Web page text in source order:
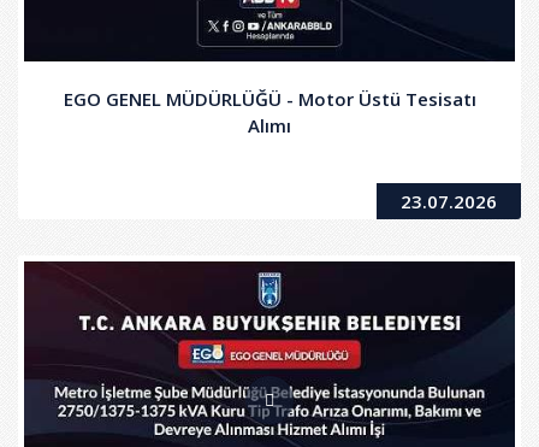
EGO GENEL MÜDÜRLÜĞÜ - Motor Üstü Tesisatı
Alımı
23.07.2026